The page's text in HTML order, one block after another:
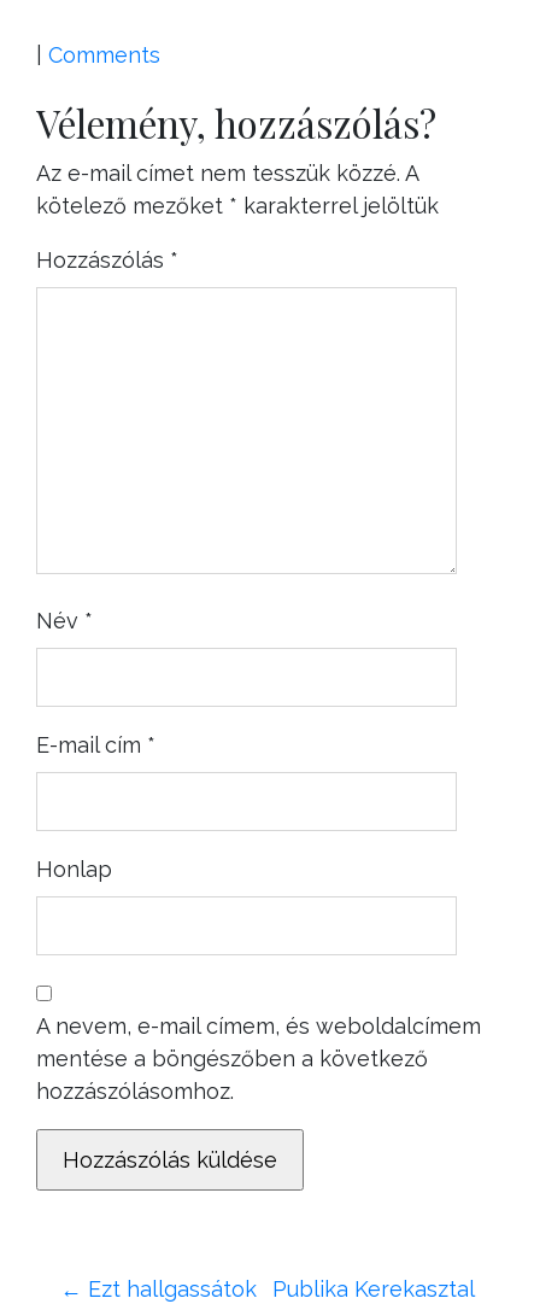
Comments
Vélemény, hozzászólás?
Az e-mail címet nem tesszük közzé. A
kötelező mezőket * karakterrel jelöltük
Hozzászólás *
Név *
E-mail cím *
Honlap
A nevem, e-mail címem, és weboldalcímem
mentése a böngészőben a következő
hozzászólásomhoz.
← Ezt hallgassátok
Publika Kerekasztal